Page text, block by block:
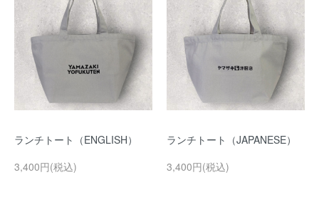
ランチトート（ENGLISH）
3,400円(税込)
ランチトート（JAPANESE）
3,400円(税込)